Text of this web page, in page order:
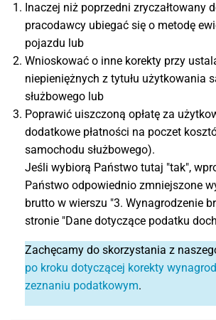
Inaczej niż poprzedni zryczałtowany
pracodawcy ubiegać się o metodę
pojazdu lub
Wnioskować o inne korekty przy
niepieniężnych z tytułu użytkowania
służbowego lub
Poprawić uiszczoną opłatę za
dodatkowe płatności na poczet
samochodu służbowego).
Jeśli wybiorą Państwo tutaj "tak",
Państwo odpowiednio zmniejszone
brutto w wierszu "3. Wynagrodzenie
stronie "Dane dotyczące podatku
Zachęcamy do skorzystania z
po kroku dotyczącej korekty
zeznaniu podatkowym.